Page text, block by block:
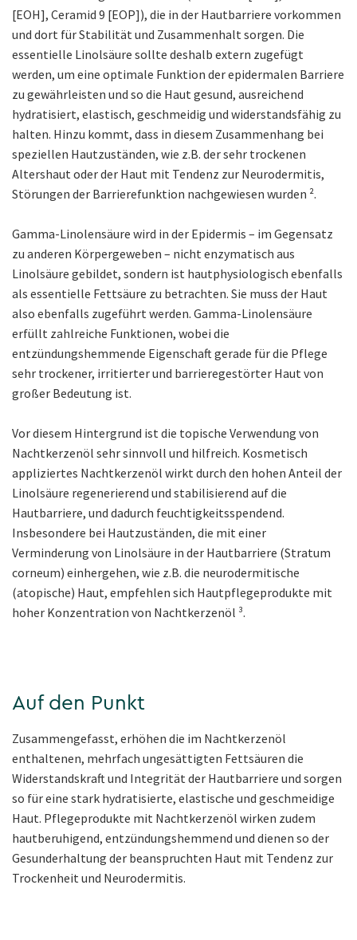
[EOH], Ceramid 9 [EOP]), die in der Hautbarriere vorkommen
und dort für Stabilität und Zusammenhalt sorgen. Die
essentielle Linolsäure sollte deshalb extern zugefügt
werden, um eine optimale Funktion der epidermalen Barriere
zu gewährleisten und so die Haut gesund, ausreichend
hydratisiert, elastisch, geschmeidig und widerstandsfähig zu
halten. Hinzu kommt, dass in diesem Zusammenhang bei
speziellen Hautzuständen, wie z.B. der sehr trockenen
Altershaut oder der Haut mit Tendenz zur Neurodermitis,
Störungen der Barrierefunktion nachgewiesen wurden ².
Gamma-Linolensäure wird in der Epidermis – im Gegensatz
zu anderen Körpergeweben – nicht enzymatisch aus
Linolsäure gebildet, sondern ist hautphysiologisch ebenfalls
als essentielle Fettsäure zu betrachten. Sie muss der Haut
also ebenfalls zugeführt werden. Gamma-Linolensäure
erfüllt zahlreiche Funktionen, wobei die
entzündungshemmende Eigenschaft gerade für die Pflege
sehr trockener, irritierter und barrieregestörter Haut von
großer Bedeutung ist.
Vor diesem Hintergrund ist die topische Verwendung von
Nachtkerzenöl sehr sinnvoll und hilfreich. Kosmetisch
appliziertes Nachtkerzenöl wirkt durch den hohen Anteil der
Linolsäure regenerierend und stabilisierend auf die
Hautbarriere, und dadurch feuchtigkeitsspendend.
Insbesondere bei Hautzuständen, die mit einer
Verminderung von Linolsäure in der Hautbarriere (Stratum
corneum) einhergehen, wie z.B. die neurodermitische
(atopische) Haut, empfehlen sich Hautpflegeprodukte mit
hoher Konzentration von Nachtkerzenöl ³.
Auf den Punkt
Zusammengefasst, erhöhen die im Nachtkerzenöl
enthaltenen, mehrfach ungesättigten Fettsäuren die
Widerstandskraft und Integrität der Hautbarriere und sorgen
so für eine stark hydratisierte, elastische und geschmeidige
Haut. Pflegeprodukte mit Nachtkerzenöl wirken zudem
hautberuhigend, entzündungshemmend und dienen so der
Gesunderhaltung der beanspruchten Haut mit Tendenz zur
Trockenheit und Neurodermitis.